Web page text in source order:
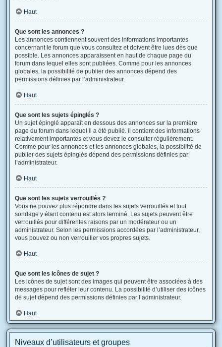
Haut
Que sont les annonces ?
Les annonces contiennent souvent des informations importantes
concernant le forum que vous consultez et doivent être lues dès que
possible. Les annonces apparaissent en haut de chaque page du
forum dans lequel elles sont publiées. Comme pour les annonces
globales, la possibilité de publier des annonces dépend des
permissions définies par l’administrateur.
Haut
Que sont les sujets épinglés ?
Un sujet épinglé apparaît en dessous des annonces sur la première
page du forum dans lequel il a été publié. il contient des informations
relativement importantes et vous devez le consulter régulièrement.
Comme pour les annonces et les annonces globales, la possibilité de
publier des sujets épinglés dépend des permissions définies par
l’administrateur.
Haut
Que sont les sujets verrouillés ?
Vous ne pouvez plus répondre dans les sujets verrouillés et tout
sondage y étant contenu est alors terminé. Les sujets peuvent être
verrouillés pour différentes raisons par un modérateur ou un
administrateur. Selon les permissions accordées par l’administrateur,
vous pouvez ou non verrouiller vos propres sujets.
Haut
Que sont les icônes de sujet ?
Les icônes de sujet sont des images qui peuvent être associées à des
messages pour refléter leur contenu. La possibilité d’utiliser des icônes
de sujet dépend des permissions définies par l’administrateur.
Haut
Niveaux d’utilisateurs et groupes